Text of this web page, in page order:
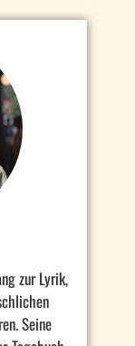
zur Lyrik,
Seine